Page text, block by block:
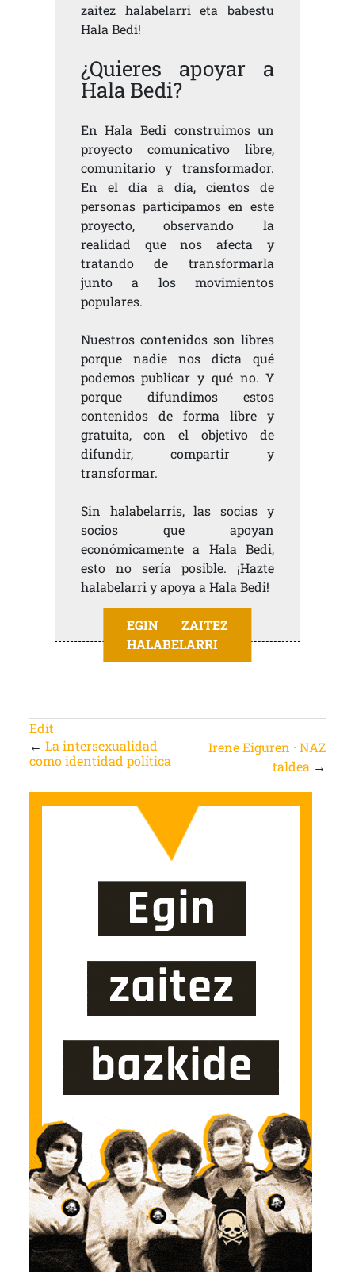
zaitez halabelarri eta babestu
Hala Bedi!
¿Quieres apoyar a
Hala Bedi?
En Hala Bedi construimos un
proyecto comunicativo libre,
comunitario y transformador.
En el día a día, cientos de
personas participamos en este
proyecto, observando la
realidad que nos afecta y
tratando de transformarla
junto a los movimientos
populares.
Nuestros contenidos son libres
porque nadie nos dicta qué
podemos publicar y qué no. Y
porque difundimos estos
contenidos de forma libre y
gratuita, con el objetivo de
difundir, compartir y
transformar.
Sin halabelarris, las socias y
socios que apoyan
económicamente a Hala Bedi,
esto no sería posible. ¡Hazte
halabelarri y apoya a Hala Bedi!
EGIN ZAITEZ
HALABELARRI
Edit
← La intersexualidad
como identidad política
Irene Eiguren · NAZ
taldea →